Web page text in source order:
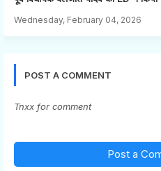
Wednesday, February 04, 2026
POST A COMMENT
Tnxx for comment
Post a